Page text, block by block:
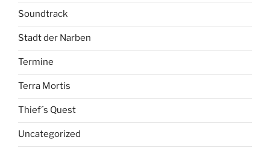
Soundtrack
Stadt der Narben
Termine
Terra Mortis
Thief´s Quest
Uncategorized